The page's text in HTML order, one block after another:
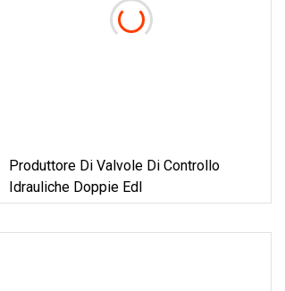
Produttore Di Valvole Di Controllo
Idrauliche Doppie Edl